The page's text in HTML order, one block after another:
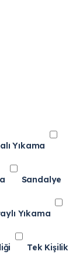
Yıkama
Sandalye
Yıkama
Tek Kişilik